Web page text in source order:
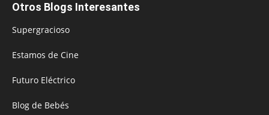
Otros Blogs Interesantes
Supergracioso
Estamos de Cine
Futuro Eléctrico
Blog de Bebés